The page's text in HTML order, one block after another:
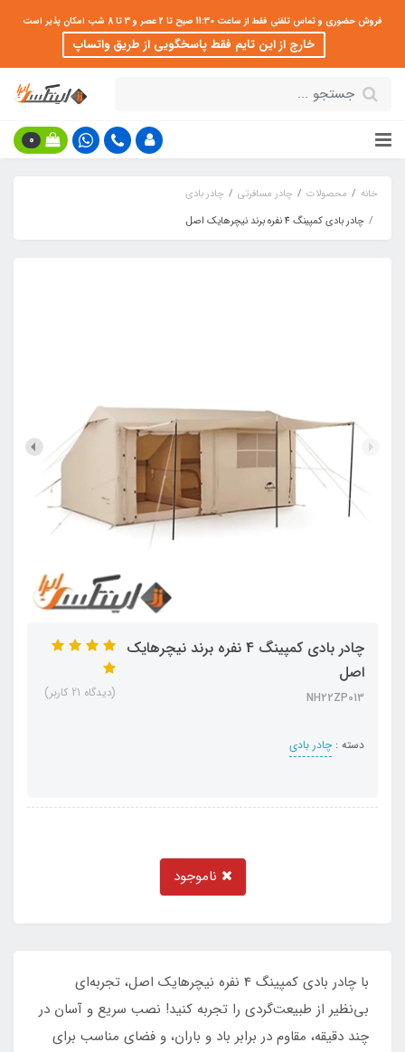
فروش حضوری و تماس تلفنی فقط از ساعت 11:30 صبح تا 2 عصر و 3 تا 8 شب امکان پذیر است
خارج از این تایم فقط پاسخگویی از طریق واتساپ
0
خانه محصولات چادر مسافرتی
چادر بادی
چادر بادی کمپینگ 4 نفره برند نیچرهایک اصل
چادر بادی کمپینگ 4 نفره برند نیچرهایک
اصل
NH22ZP013
دسته : چادر بادی
(دیدگاه 21 کاربر)
ناموجود
با چادر بادی کمپینگ 4 نفره نیچرهایک اصل، تجربه‌ای
بی‌نظیر از طبیعت‌گردی را تجربه کنید! نصب سریع و آسان در
چند دقیقه، مقاوم در برابر باد و باران، و فضای مناسب برای